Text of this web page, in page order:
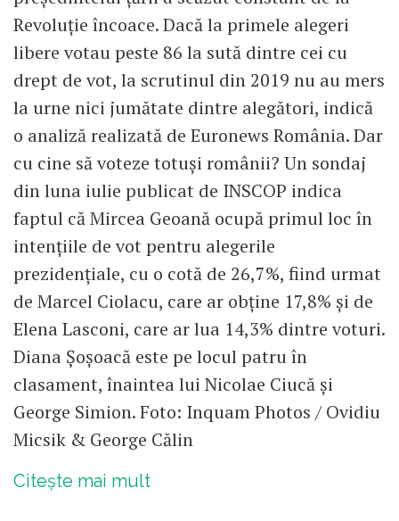
Revoluție încoace. Dacă la primele alegeri
libere votau peste 86 la sută dintre cei cu
drept de vot, la scrutinul din 2019 nu au mers
la urne nici jumătate dintre alegători, indică
o analiză realizată de Euronews România. Dar
cu cine să voteze totuși românii? Un sondaj
din luna iulie publicat de INSCOP indica
faptul că Mircea Geoană ocupă primul loc în
intenţiile de vot pentru alegerile
prezidenţiale, cu o cotă de 26,7%, fiind urmat
de Marcel Ciolacu, care ar obține 17,8% și de
Elena Lasconi, care ar lua 14,3% dintre voturi.
Diana Șoșoacă este pe locul patru în
clasament, înaintea lui Nicolae Ciucă şi
George Simion. Foto: Inquam Photos / Ovidiu
Micsik & George Călin
Citește mai mult